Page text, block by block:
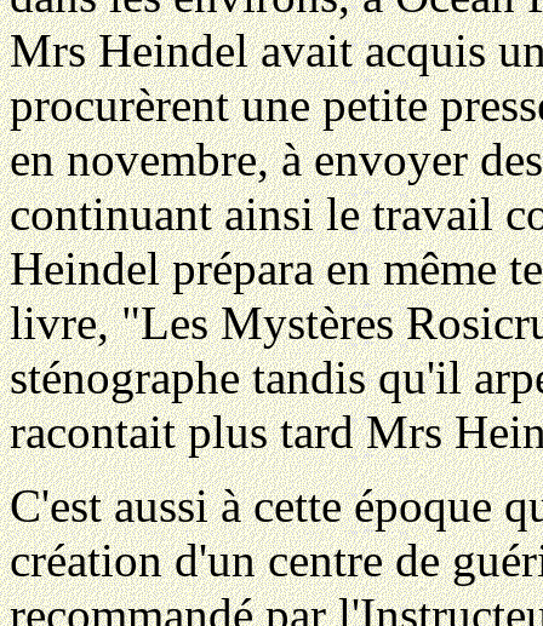
Mrs Heindel avait acquis
procurèrent une petite
en novembre, à envoyer
continuant ainsi le travail
Heindel prépara en même
livre, "Les Mystères
sténographe tandis qu'il
racontait plus tard Mrs
C'est aussi à cette époque
création d'un centre de
recommandé par